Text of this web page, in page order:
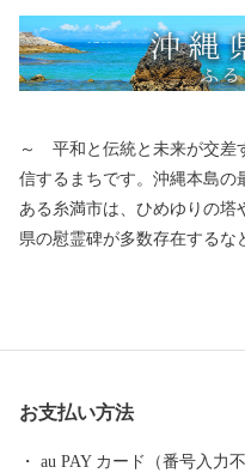
～ 平和と伝統と未来が交差するまち ～
信するまちです。沖縄本島の
ある糸満市は、ひめゆりの塔
県の慰霊碑が多数存在するな
市は、伝統文化を大切にす
崎町や潮崎町など広大な埋め
街が形成され、最近は大型
お支払い方法
au PAY カード（番号入力不